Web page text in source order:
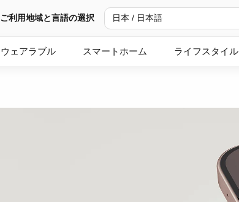
ご利用地域と言語の選択 日本 / 日本語
ウェアラブル スマートホーム ライフスタイル